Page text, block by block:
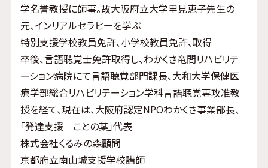
学名誉教授に師事。故大阪府立大学里見恵子先生の
元、インリアルセラピーを学ぶ
特別支援学校教員免許、小学校教員免許、取得
卒後、言語聴覚士免許取得し、わかくさ竜間リハビリテ
ーション病院にて言語聴覚部門課長、大和大学保健医
療学部総合リハビリテーション学科言語聴覚専攻准教
授を経て、現在は、大阪府認定NPOわかくさ事業部長、
「発達支援 ことの葉」代表
株式会社くるみの森顧問
京都府立南山城支援学校講師